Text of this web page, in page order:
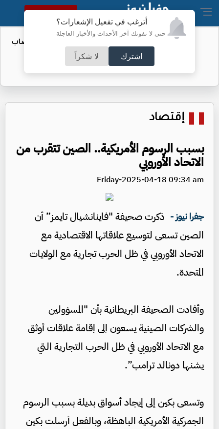
أترغب في تفعيل الإشعارات؟
حتى لا تفوتك آخر الأحداث والأخبار العاجلة
اشترك لا شكراً
النسخة الكاملة
المستقلة: حزب واحد فشل في إكمال نصاب
مؤتمره
إقتصاد
بسبب الرسوم الأمريكية.. الصين تتقرب من
الاتحاد الأوروبي
Friday-2025-04-18 09:34 am
جفرا نيوز - ذكرت صحيفة "فاينانشيال تايمز” أن
الصين تسعى لتوسيع علاقاتها الاقتصادية مع
الاتحاد الأوروبي في ظل الحرب تجارية مع الولايات
المتحدة.
وأفادت الصحيفة البريطانية بأن "المسؤولين
والشركات الصينية يسعون إلى إقامة علاقات أوثق
مع الاتحاد الأوروبي في ظل الحرب التجارية التي
يشنها دونالد ترامب”.
وتسعى بكين إلى إيجاد أسواق بديلة بسبب الرسوم
الجمركية الأمريكية الباهظة، وبالفعل أرسلت بكين